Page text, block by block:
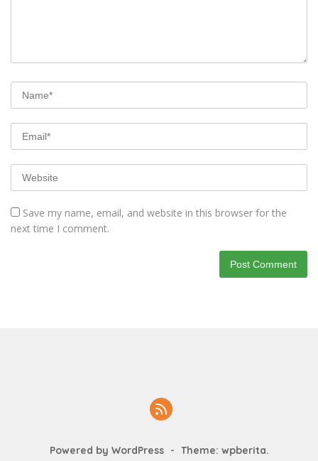
Save my name, email, and website in this browser for the
next time I comment.
Powered by WordPress - Theme: wpberita.